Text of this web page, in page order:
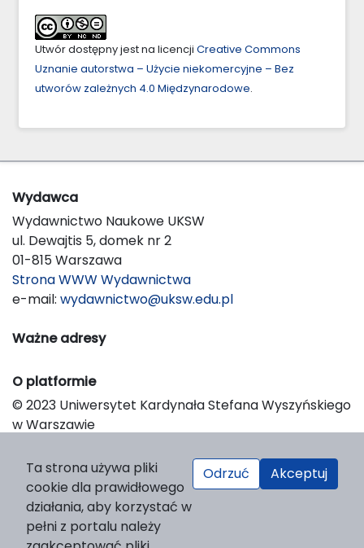
Utwór dostępny jest na licencji Creative Commons
Uznanie autorstwa – Użycie niekomercyjne – Bez
utworów zależnych 4.0 Międzynarodowe.
Wydawca
Wydawnictwo Naukowe UKSW
ul. Dewajtis 5, domek nr 2
01-815 Warszawa
Strona WWW Wydawnictwa
e-mail: wydawnictwo@uksw.edu.pl
Ważne adresy
O platformie
© 2023 Uniwersytet Kardynała Stefana Wyszyńskiego
w Warszawie
Platform & Workflow by OJS/PKP
Ta strona używa pliki
cookie dla prawidłowego
działania, aby korzystać w
pełni z portalu należy
Odrzuć Akceptuj